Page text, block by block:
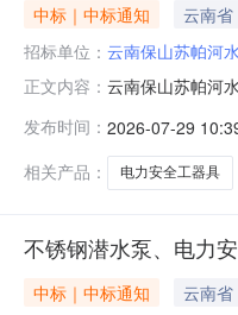
中标｜中标通知 云南省
招标单位： 云南保山苏帕河
正文内容： 云南保山苏帕河
15.53095万元（
其他利害关系人
发布时间： 2026-07-29
相关产品：
电力安全工器具
不锈钢潜水泵、电力
中标｜中标通知 云南省